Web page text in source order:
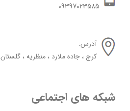
09397023585
آدرس:
کرج ، جاده ملارد ، منظریه ، گلستان 17
شبکه های اجتماعی